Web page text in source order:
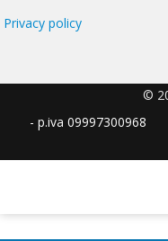
Privacy policy
©
- p.iva